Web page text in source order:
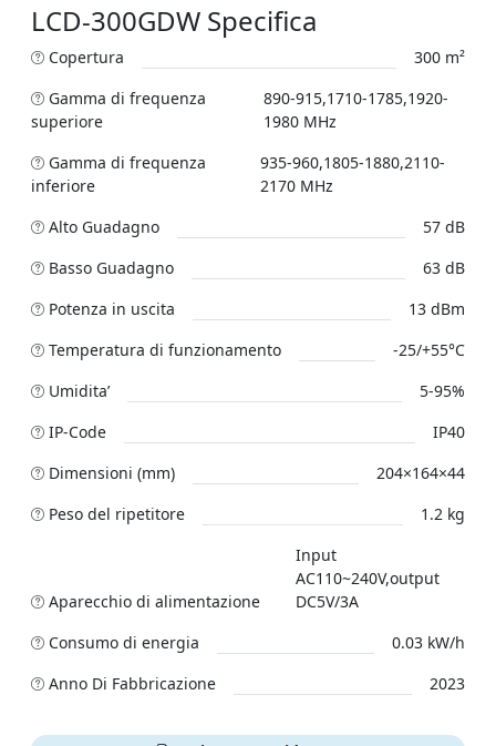
LCD-300GDW Specifica
Copertura
300 m²
Gamma di frequenza
superiore
890-915,1710-1785,1920-
1980 MHz
Gamma di frequenza
inferiore
935-960,1805-1880,2110-
2170 MHz
Alto Guadagno
57 dB
Basso Guadagno
63 dB
Potenza in uscita
13 dBm
Temperatura di funzionamento
-25/+55°C
Umidita’
5-95%
IP-Code
IP40
Dimensioni (mm)
204×164×44
Peso del ripetitore
1.2 kg
Aparecchio di alimentazione
Input
AC110~240V,output
DC5V/3A
Consumo di energia
0.03 kW/h
Anno Di Fabbricazione
2023